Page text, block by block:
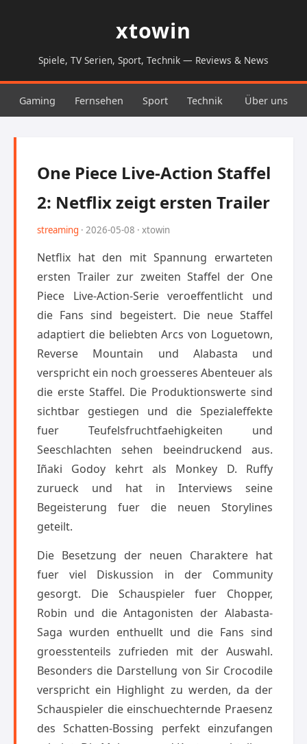
xtowin
Spiele, TV Serien, Sport, Technik — Reviews & News
Gaming Fernsehen Sport Technik Über uns
One Piece Live-Action Staffel
2: Netflix zeigt ersten Trailer
streaming · 2026-05-08 · xtowin
Netflix hat den mit Spannung erwarteten
ersten Trailer zur zweiten Staffel der One
Piece Live-Action-Serie veroeffentlicht und
die Fans sind begeistert. Die neue Staffel
adaptiert die beliebten Arcs von Loguetown,
Reverse Mountain und Alabasta und
verspricht ein noch groesseres Abenteuer als
die erste Staffel. Die Produktionswerte sind
sichtbar gestiegen und die Spezialeffekte
fuer Teufelsfruchtfaehigkeiten und
Seeschlachten sehen beeindruckend aus.
Iñaki Godoy kehrt als Monkey D. Ruffy
zurueck und hat in Interviews seine
Begeisterung fuer die neuen Storylines
geteilt.
Die Besetzung der neuen Charaktere hat
fuer viel Diskussion in der Community
gesorgt. Die Schauspieler fuer Chopper,
Robin und die Antagonisten der Alabasta-
Saga wurden enthuellt und die Fans sind
groesstenteils zufrieden mit der Auswahl.
Besonders die Darstellung von Sir Crocodile
verspricht ein Highlight zu werden, da der
Schauspieler die einschuechternde Praesenz
des Schatten-Bossing perfekt einzufangen